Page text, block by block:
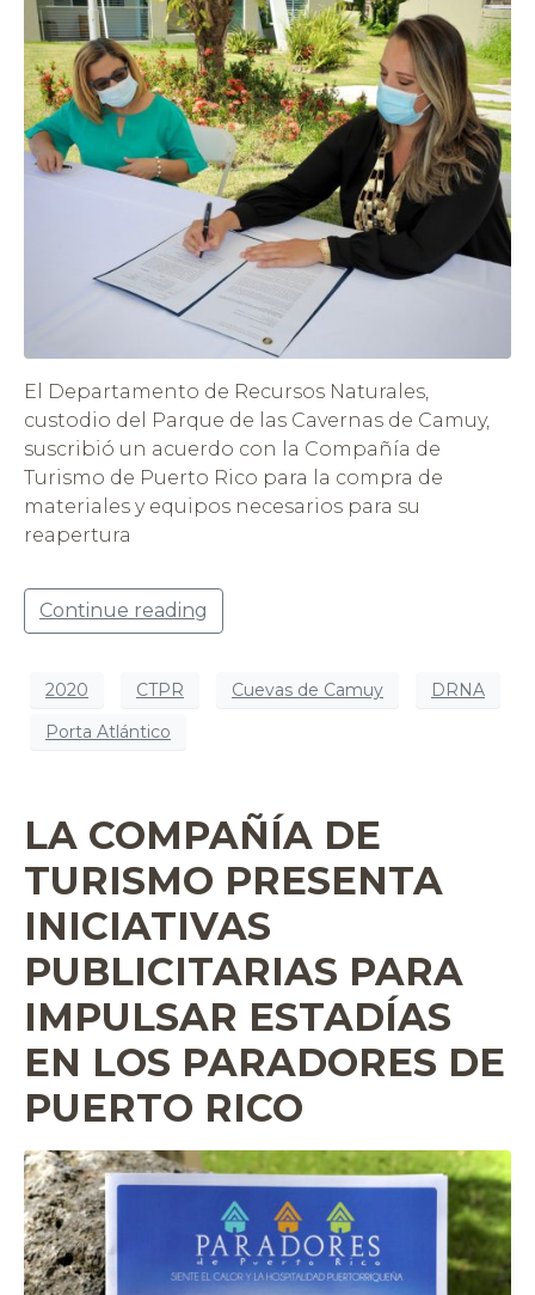
El Departamento de Recursos Naturales,
custodio del Parque de las Cavernas de Camuy,
suscribió un acuerdo con la Compañía de
Turismo de Puerto Rico para la compra de
materiales y equipos necesarios para su
reapertura
Continue reading
2020 CTPR Cuevas de Camuy
DRNA
Porta Atlántico
LA COMPAÑÍA DE
TURISMO PRESENTA
INICIATIVAS
PUBLICITARIAS PARA
IMPULSAR ESTADÍAS
EN LOS PARADORES DE
PUERTO RICO